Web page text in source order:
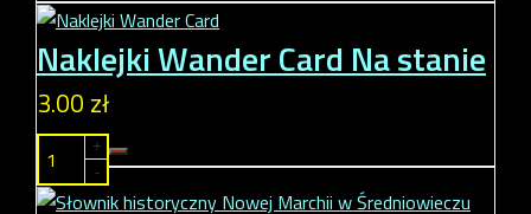
Naklejki Wander Card Na stanie
3.00 zł
+
-